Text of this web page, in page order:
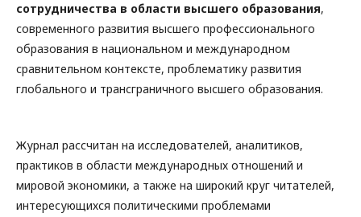
сотрудничества в области высшего образования,
современного развития высшего профессионального
образования в национальном и международном
сравнительном контексте, проблематику развития
глобального и трансграничного высшего образования.
Журнал рассчитан на исследователей, аналитиков,
практиков в области международных отношений и
мировой экономики, а также на широкий круг читателей,
интересующихся политическими проблемами